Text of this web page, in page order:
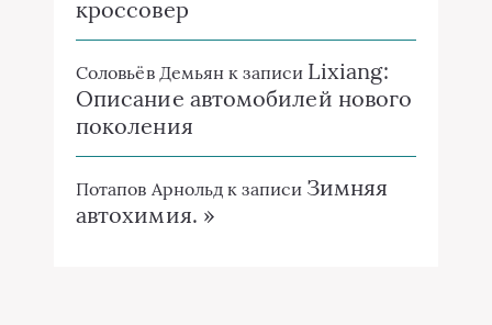
кроссовер
Соловьёв Демьян к записи Lixiang:
Описание автомобилей нового
поколения
Потапов Арнольд к записи Зимняя
автохимия. »